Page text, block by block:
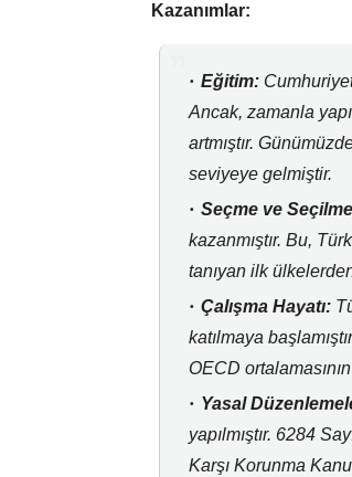
Kazanımlar:
Eğitim:
Ancak, zamanla
artmıştır.
seviyeye gelmiştir.
Seçme ve
kazanmıştır. Bu,
tanıyan ilk
Çalışma Hayatı:
katılmaya
OECD ortalamasının
Yasal
yapılmıştır. 6284
Karşı Korunma